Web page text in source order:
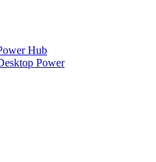
Hub
Power